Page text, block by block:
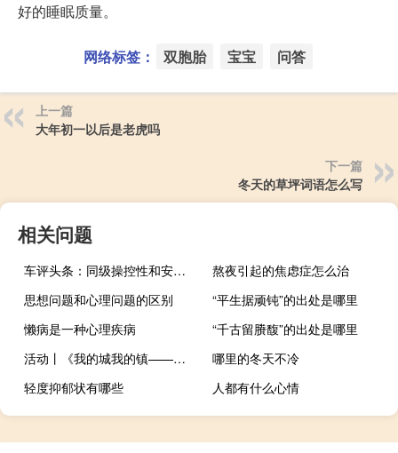
好的睡眠质量。
网络标签： 双胞胎 宝宝 问答
上一篇
大年初一以后是老虎吗
下一篇
冬天的草坪词语怎么写
相关问题
车评头条：同级操控性和安全性最强 这款SUV真的厉害
熬夜引起的焦虑症怎么治
思想问题和心理问题的区别
“平生据顽钝”的出处是哪里
懒病是一种心理疾病
“千古留賸馥”的出处是哪里
活动丨《我的城我的镇——景漂的故事》图书分享会成功举办 到底什么情况嘞
哪里的冬天不冷
轻度抑郁状有哪些
人都有什么心情